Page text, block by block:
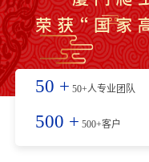
50 + 50+人专业团队
500 + 500+客户